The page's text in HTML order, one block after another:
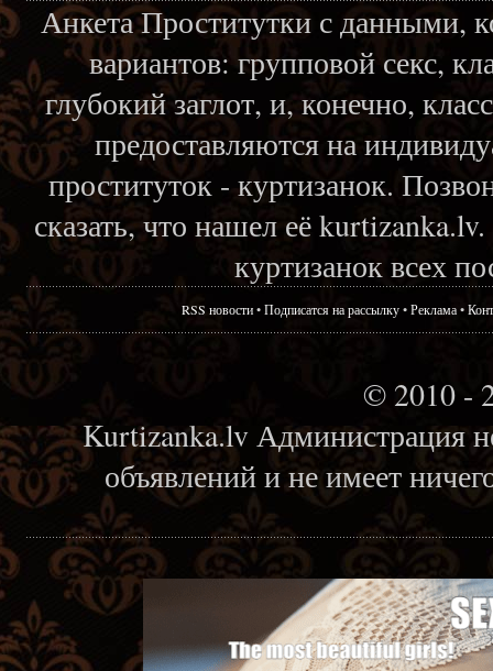
Анкета Проститутки с данными,
вариантов: групповой секс,
глубокий заглот, и, конечно,
предоставляются на
проституток - куртизанок.
сказать, что нашел её
куртизанок всех
RSS новости•Подписатся на рассылку•Реклама•
© 2010 -
Kurtizanka.lv Администрация
объявлений и не имеет